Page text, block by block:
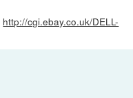
http://cgi.ebay.co.uk/DELL-